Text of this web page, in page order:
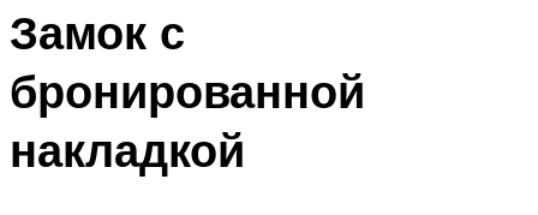
Замок с
бронированной
накладкой